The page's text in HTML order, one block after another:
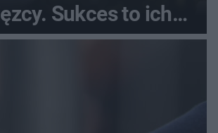
Sukces to ich
drugie imię